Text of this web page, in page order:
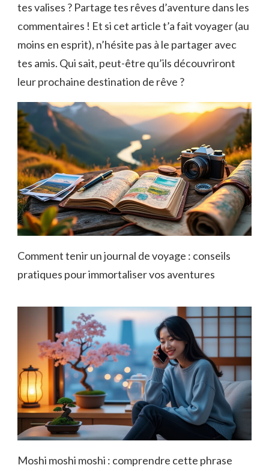
tes valises ? Partage tes rêves d’aventure dans les
commentaires ! Et si cet article t’a fait voyager (au
moins en esprit), n’hésite pas à le partager avec
tes amis. Qui sait, peut-être qu’ils découvriront
leur prochaine destination de rêve ?
Comment tenir un journal de voyage : conseils
pratiques pour immortaliser vos aventures
Moshi moshi moshi : comprendre cette phrase